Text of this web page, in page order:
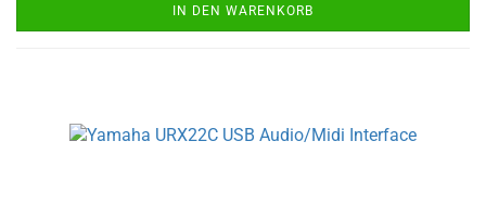
IN DEN WARENKORB